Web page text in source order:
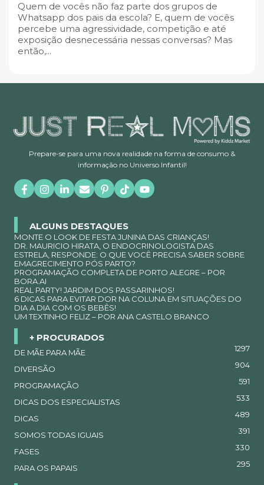
Quem de vocês não faz parte dos grupos de
Whatsapp dos pais da escola? E, quem de vocês
percebe uma agressividade, competição e até
exposição desnecessária nessas conversas? Mas
então,...
Prepare-se para uma nova realidade na forma de consumo &
informação no Universo Infantil!
ALGUNS DESTAQUES
MONTE O LOOK DE FESTA JUNINA DAS CRIANÇAS!
DR. MAURICIO HIRATA, O ENDOCRINOLOGISTA DAS
ESTRELA, RESPONDE: O QUE VOCÊ PRECISA SABER SOBRE
EMAGRECIMENTO PÓS PARTO?
PROGRAMAÇÃO COMPLETA DE PORTO ALEGRE – POR
BORA.AI
REAL PARTY! JARDIM DOS PASSARINHOS!
6 DICAS PARA EVITAR DOR NA COLUNA EM SITUAÇÕES DO
DIA A DIA COM OS BEBÊS!
UM TEXTINHO FELIZ – POR ANA CASTELO BRANCO
+ PROCURADOS
DE MÃE PARA MÃE 1297
DIVERSÃO 904
PROGRAMAÇÃO 591
DICAS DOS ESPECIALISTAS 533
DICAS 489
SOMOS TODAS IGUAIS 391
FASES 330
PARA OS PAPAIS 295